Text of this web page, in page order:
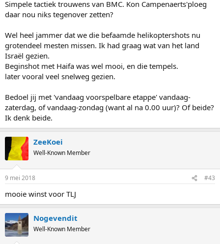
Simpele tactiek trouwens van BMC. Kon Campenaerts'ploeg
daar nou niks tegenover zetten?
Wel heel jammer dat we die befaamde helikoptershots nu
grotendeel mesten missen. Ik had graag wat van het land
Israël gezien.
Beginshot met Haifa was wel mooi, en die tempels.
later vooral veel snelweg gezien.
Bedoel jij met 'vandaag voorspelbare etappe' vandaag-
zaterdag, of vandaag-zondag (want al na 0.00 uur)? Of beide?
Ik denk beide.
ZeeKoei
Well-Known Member
9 mei 2018 #43
mooie winst voor TLJ
Nogevendit
Well-Known Member